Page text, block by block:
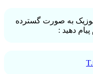
به صورت گسترده
دهید :